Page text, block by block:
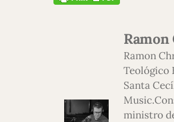
Ramon
Teológico
Santa
ministro